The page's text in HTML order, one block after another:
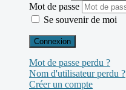
Mot de passe
Se souvenir de moi
Connexion
Mot de passe perdu ?
Nom d'utilisateur perdu ?
Créer un compte